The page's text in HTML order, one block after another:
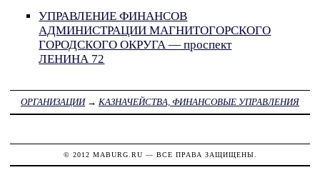
УПРАВЛЕНИЕ ФИНАНСОВ
АДМИНИСТРАЦИИ МАГНИТОГОРСКОГО
ГОРОДСКОГО ОКРУГА — проспект
ЛЕНИНА 72
ОРГАНИЗАЦИИ→ КАЗНАЧЕЙСТВА, ФИНАНСОВЫЕ УПРАВЛЕНИЯ
© 2012 MABURG.RU — ВСЕ ПРАВА ЗАЩИЩЕНЫ.